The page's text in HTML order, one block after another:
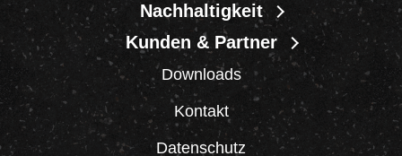
Nachhaltigkeit
Kunden & Partner
Downloads
Kontakt
Datenschutz